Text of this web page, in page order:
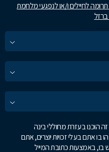
לחיילים ו/או לנפגעי מלחמת
הוכנו בעזרת מחוללי בינה
בו אתם בעלי זכויות יוצרים, אתם
בו, באמצעות כתובת המייל